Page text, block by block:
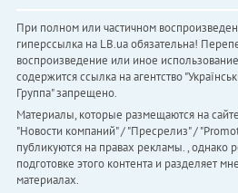
При полном или частичном
гиперссылка на LB.ua обязательна!
воспроизведение или иное
содержится ссылка на агентство
Группа" запрещено.
Материалы, которые размещаются на
"Новости компаний" / "Пресрелиз" /
публикуются на правах рекламы. , однако
подготовке этого контента и разделяет
материалах.